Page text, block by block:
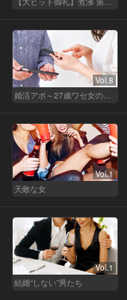
Vol.8
Vol.1
天敵な女
Vol.1
結婚“しない”男たち